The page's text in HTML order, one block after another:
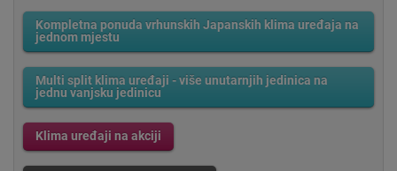
Kompletna ponuda vrhunskih Japanskih klima uređaja na
jednom mjestu
Multi split klima uređaji - više unutarnjih jedinica na
jednu vanjsku jedinicu
Klima uređaji na akciji